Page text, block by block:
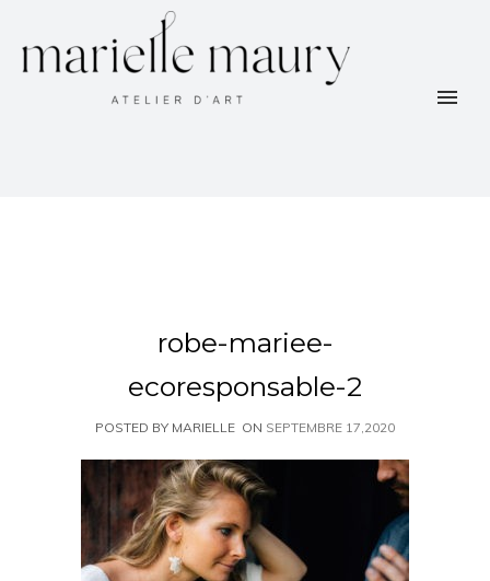
robe-mariee-
ecoresponsable-2
POSTED BY MARIELLE ON SEPTEMBRE 17,2020